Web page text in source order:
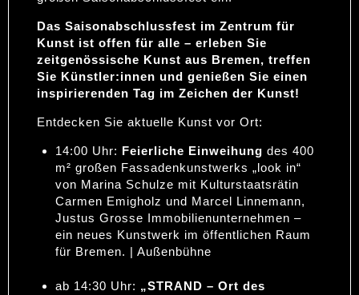
Das Saisonabschlussfest im Zentrum für
Kunst ist offen für alle – erleben Sie
zeitgenössische Kunst aus Bremen, treffen
Sie Künstler:innen und genießen Sie einen
inspirierenden Tag im Zeichen der Kunst!
Entdecken Sie aktuelle Kunst vor Ort:
14:00 Uhr: Feierliche Einweihung des 400
m² großen Fassadenkunstwerks „look in“
von Marina Schulze mit Kulturstaatsrätin
Carmen Emigholz und Marcel Linnemann,
Justus Grosse Immobilienunternehmen –
ein neues Kunstwerk im öffentlichen Raum
für Bremen. | Außenbühne
ab 14:30 Uhr: „STRAND – Ort des